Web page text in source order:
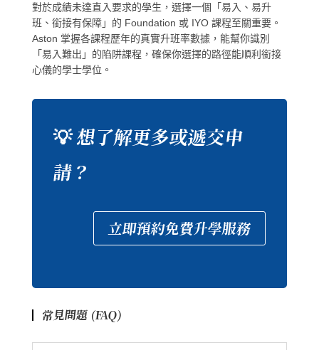
對於成績未達直入要求的學生，選擇一個「易入、易升
班、銜接有保障」的 Foundation 或 IYO 課程至關重要。
Aston 掌握各課程歷年的真實升班率數據，能幫你識別
「易入難出」的陷阱課程，確保你選擇的路徑能順利銜接
心儀的學士學位。
💡 想了解更多或遞交申
請？
立即預約免費升學服務
常見問題 (FAQ)